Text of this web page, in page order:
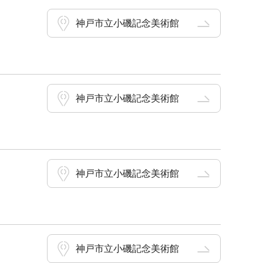
神戸市立小磯記念美術館
神戸市立小磯記念美術館
神戸市立小磯記念美術館
神戸市立小磯記念美術館